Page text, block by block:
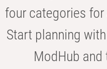
four categories
Start planning
ModHub